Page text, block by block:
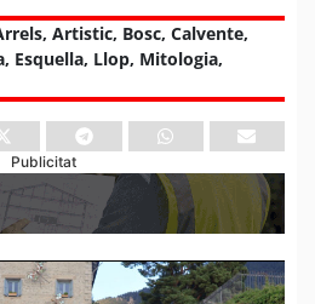
, Artistic, Bosc, Calvente,
, Esquella, Llop, Mitologia,
Publicitat